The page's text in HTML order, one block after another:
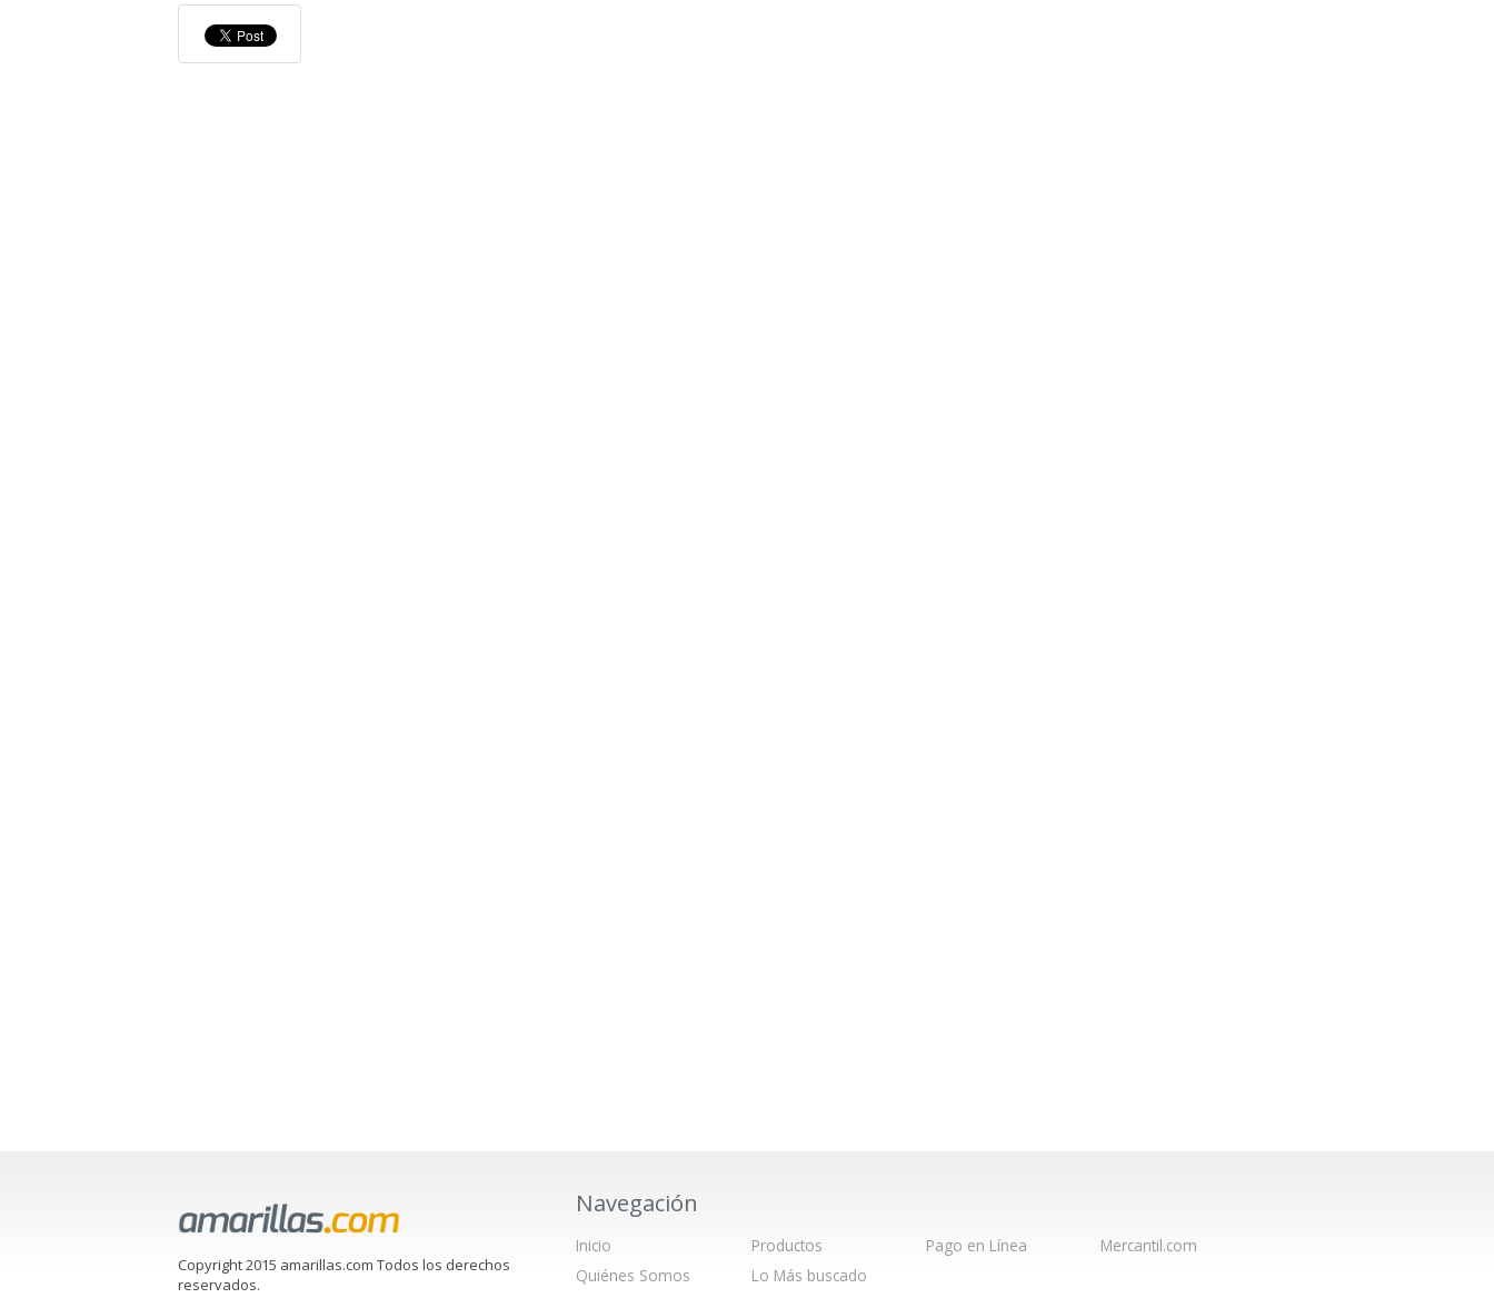
Copyright 2015 amarillas.com Todos los derechos
reservados.
Navegación
Inicio
Quiénes Somos
Productos
Lo Más buscado
Pago en Línea Mercantil.com